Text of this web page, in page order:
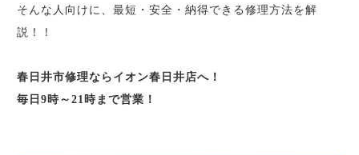
そんな人向けに、最短・安全・納得できる修理方法を解
説！！
春日井市修理ならイオン春日井店へ！
毎日9時～21時まで営業！